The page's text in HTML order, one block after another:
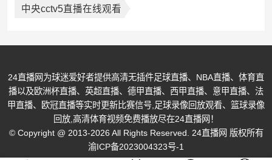
中央cctv5直播在线观看
24直播网为球迷爱好者提供高清无插件足球直播、NBA直播、体育直
播以及欧洲杯直播、英超直播、德甲直播、西甲直播、意甲直播、法
甲直播、欧冠直播等实时更新比赛信号,足球录像回放观看、篮球录像
回放,高清体育视频免费播放尽在24直播网！
© Copyright @ 2013-2026 All Rights Reserved. 24直播网 版权所有
渝ICP备2023004323号-1